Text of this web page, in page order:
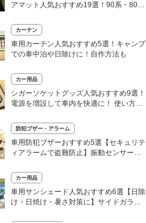
アマット人気おすすめ19選！90系・80
カーテン
車用カーテン人気おすすめ5選！キャンプ
での車中泊や日除けに！自作方法も
カー用品
シガーソケットグッズ人気おすすめ9選！
電源を増設して車内を快適に！ 使い方も
防犯ブザー・アラーム
車用防犯ブザーおすすめ5選【セキュリテ
ィアラームで盗難防止】振動センサー・
カー用品
車用サンシェード人気おすすめ6選【日除
け・日焼け・暑さ対策に】サイドガラス